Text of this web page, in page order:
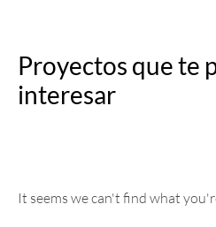
Proyectos que te
interesar
It seems we can't find what